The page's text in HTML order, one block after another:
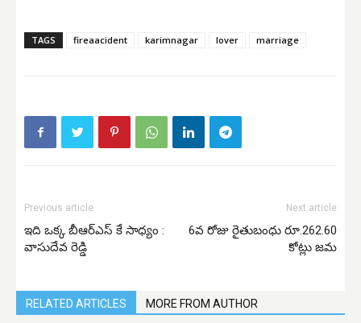
TAGS fireaacident karimnagar lover marriage
Previous article
ఇది ఒక్క బీఆర్ఎస్ కే సాధ్యం :
వాసుదేవ రెడ్డి
Next article
6వ రోజు రైతుబంధు రూ.262.60
కోట్లు జమ
RELATED ARTICLES MORE FROM AUTHOR